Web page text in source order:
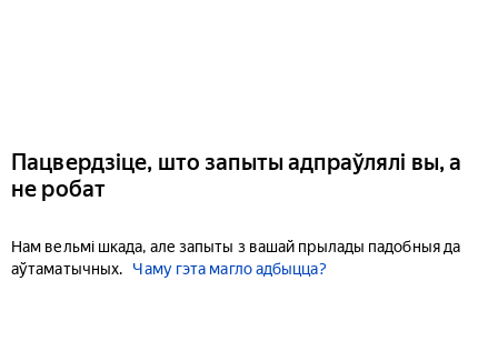
Пацвердзіце, што запыты адпраўлялі вы, а
не робат
Нам вельмі шкада, але запыты з вашай прылады падобныя да
аўтаматычных.
Чаму гэта магло адбыцца?